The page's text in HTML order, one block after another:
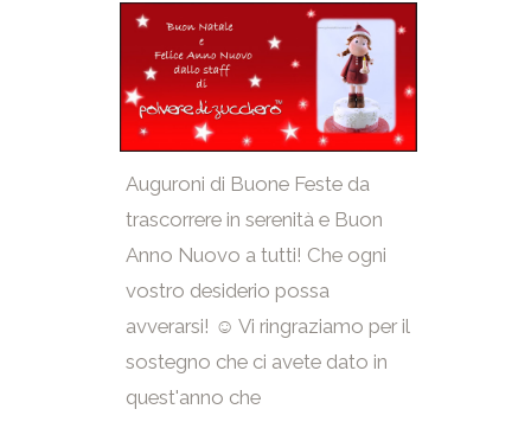
Auguroni di Buone Feste da
trascorrere in serenità e Buon
Anno Nuovo a tutti! Che ogni
vostro desiderio possa
avverarsi! ☺ Vi ringraziamo per il
sostegno che ci avete dato in
quest'anno che